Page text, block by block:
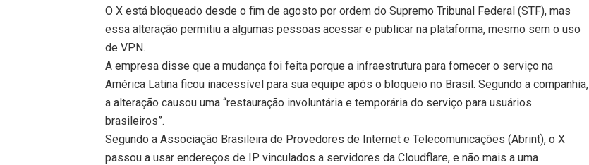
O X está bloqueado desde o fim de agosto por ordem do Supremo Tribunal Federal (STF), mas
essa alteração permitiu a algumas pessoas acessar e publicar na plataforma, mesmo sem o uso
de VPN.
A empresa disse que a mudança foi feita porque a infraestrutura para fornecer o serviço na
América Latina ficou inacessível para sua equipe após o bloqueio no Brasil. Segundo a companhia,
a alteração causou uma “restauração involuntária e temporária do serviço para usuários
brasileiros”.
Segundo a Associação Brasileira de Provedores de Internet e Telecomunicações (Abrint), o X
passou a usar endereços de IP vinculados a servidores da Cloudflare, e não mais a uma